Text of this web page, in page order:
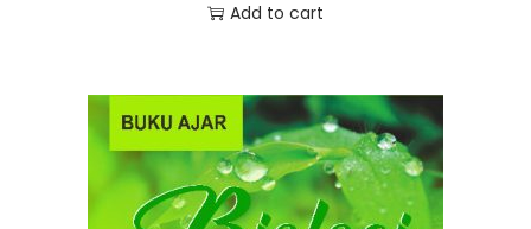
Add to cart